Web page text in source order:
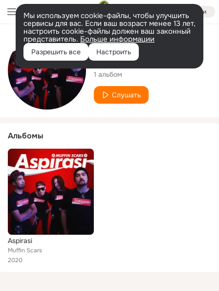
Войти
Мы используем cookie-файлы, чтобы улучшить
сервисы для вас. Если ваш возраст менее 13 лет,
настроить cookie-файлы должен ваш законный
представитель. Больше информации
Разрешить все Настроить
Исполнитель
Muffin Scars
1 альбом
Слушать
Альбомы
Aspirasi
Muffin Scars
2020